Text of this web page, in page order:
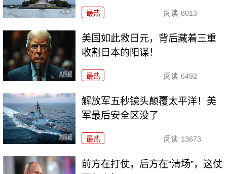
最热 阅读 8013
美国如此救日元，背后藏着三重
收割日本的阳谋！
最热 阅读 6492
解放军五秒镜头颠覆太平洋！美
军最后安全区没了
最热 阅读 13673
前方在打仗，后方在“清场”，这仗